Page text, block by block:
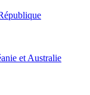
et Australie